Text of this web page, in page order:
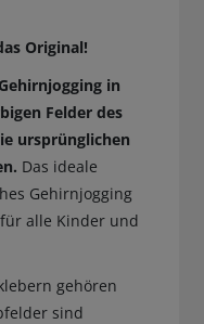
Original!
in
Felder des
ursprünglichen
Das ideale
Gehirnjogging
alle Kinder und
gehören
sind